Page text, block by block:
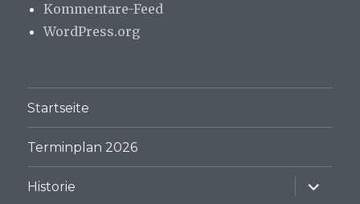
Kommentare-Feed
WordPress.org
Startseite
Terminplan 2026
Historie